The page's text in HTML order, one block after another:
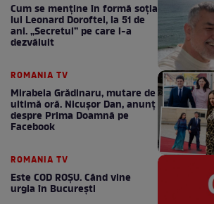
Cum se menţine în formă soţia
lui Leonard Doroftei, la 51 de
ani. „Secretul” pe care l-a
dezvăluit
ROMANIA TV
Mirabela Grădinaru, mutare de
ultimă oră. Nicuşor Dan, anunţ
despre Prima Doamnă pe
Facebook
ROMANIA TV
Este COD ROŞU. Când vine
urgia în Bucureşti